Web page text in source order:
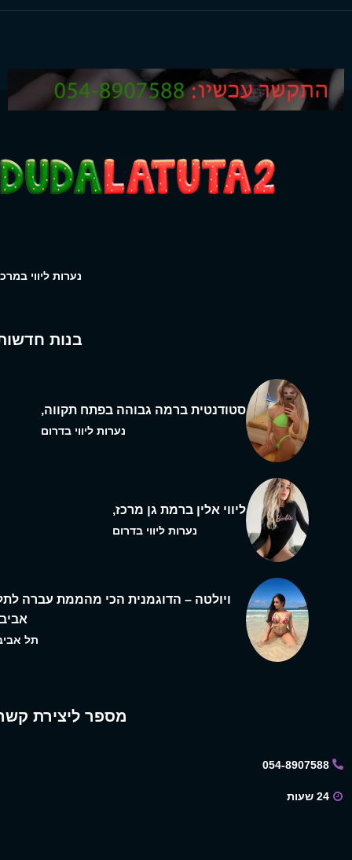
נערות ליווי
בנות
סטודנטית ברמה גבוהה בפתח תקווה,
נערות ליווי בדרום
ליווי אלין ברמת גן מרכז,
נערות ליווי בדרום
ויולטה – הדוגמנית הכי מהממת עברה
תל
מספר ליצירת
054-8907588
24 שעות